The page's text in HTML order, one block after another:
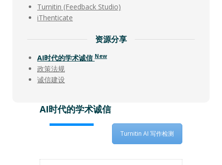
Turnitin (Feedback Studio)
iThenticate
资源分享
AI时代的学术诚信 New
政策法规
诚信建设
AI时代的学术诚信
Turnitin AI 写作检测